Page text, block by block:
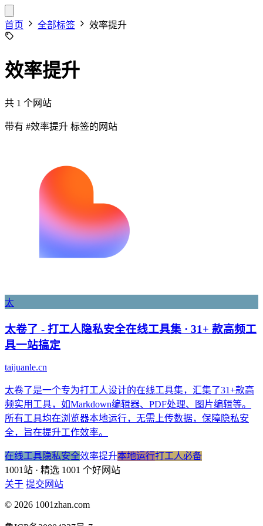
首页 全部标签 效率提升
效率提升
共 1 个网站
带有 #效率提升 标签的网站
太
太卷了 - 打工人隐私安全在线工具集 · 31+ 款高频工
具一站搞定
taijuanle.cn
太卷了是一个专为打工人设计的在线工具集，汇集了31+款高
频实用工具，如Markdown编辑器、PDF处理、图片编辑等。
所有工具均在浏览器本地运行，无需上传数据，保障隐私安
全，旨在提升工作效率。
在线工具隐私安全效率提升本地运行打工人必备
1001站 · 精选 1001 个好网站
关于 提交网站
© 2026 1001zhan.com